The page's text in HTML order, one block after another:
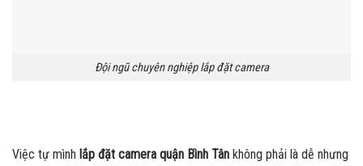
Đội ngũ chuyên nghiệp lắp đặt camera
Việc tự mình lắp đặt camera quận Bình Tân không phải là dễ nhưng